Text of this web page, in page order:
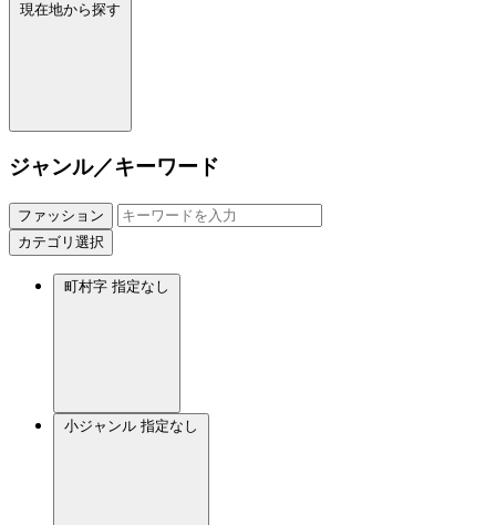
現在地から探す
ジャンル／キーワード
ファッション
カテゴリ選択
町村字 指定なし
小ジャンル 指定なし